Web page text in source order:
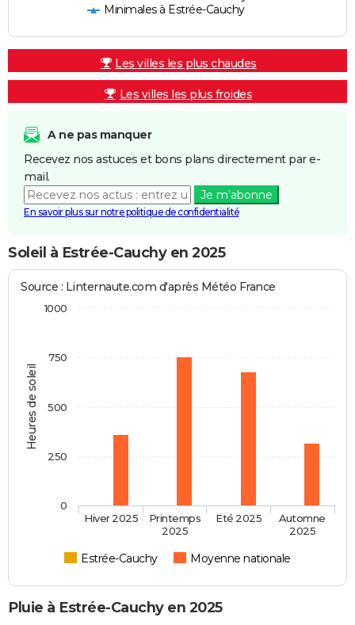
Minimales à Estrée-Cauchy
Les villes les plus chaudes
Les villes les plus froides
A ne pas manquer
Recevez nos astuces et bons plans directement par e-
mail.
Je m'abonne
En savoir plus sur notre politique de confidentialité
Soleil à Estrée-Cauchy en 2025
Heures de soleil
Source : Linternaute.com d'après Météo France
Estrée-Cauchy Moyenne nationale
Hiver 2025
Printemps
2025
Eté 2025
Automne
2025
0
250
500
750
1000
Pluie à Estrée-Cauchy en 2025